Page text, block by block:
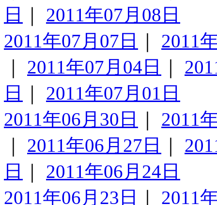
日
2011年07月08日
2011年07月07日
2011
2011年07月04日
日
2011年07月01日
2011年06月30日
2011
2011年06月27日
日
2011年06月24日
2011年06月23日
2011